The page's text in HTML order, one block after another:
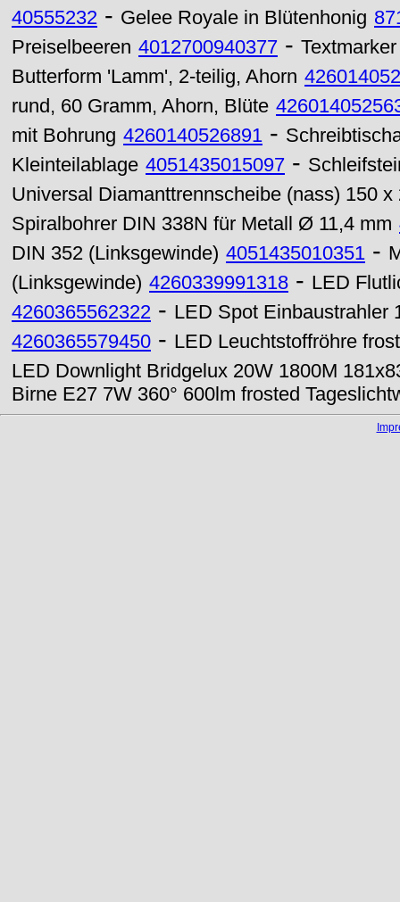
40555232 - Gelee Royale in Blütenhonig
Preiselbeeren 4012700940377 - Textmarker
Butterform 'Lamm', 2-teilig, Ahorn
rund, 60 Gramm, Ahorn, Blüte
mit Bohrung 4260140526891 -
Kleinteilablage 4051435015097 -
Universal Diamanttrennscheibe (nass) 150 x
Spiralbohrer DIN 338N für Metall Ø 11,4 mm
DIN 352 (Linksgewinde) 4051435010351 -
(Linksgewinde) 4260339991318 - LED
4260365562322 - LED Spot Einbaustrahler
4260365579450 - LED Leuchtstoffröhre
LED Downlight Bridgelux 20W 1800M
Birne E27 7W 360° 600lm frosted